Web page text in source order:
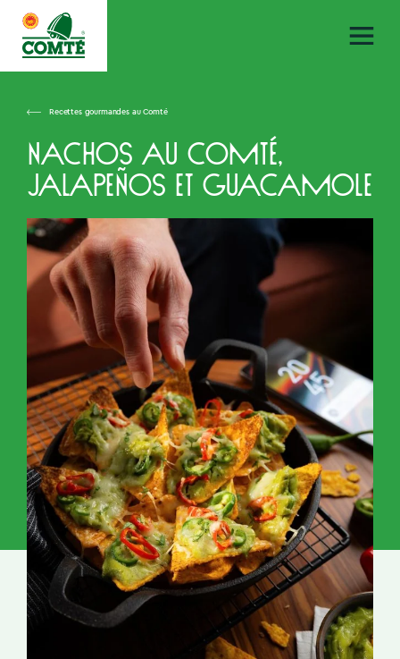
Recettes gourmandes au Comté
Nachos au Comté,
jalapeños et guacamole